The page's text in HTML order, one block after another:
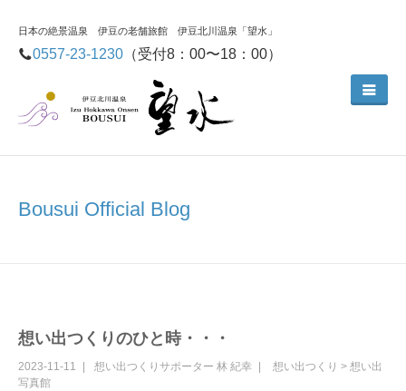
日本の絶景温泉 伊豆の老舗旅館 伊豆北川温泉「望水」
0557-23-1230 （受付8：00〜18：00）
Bousui Official Blog
想い出つくりのひと時・・・
2023-11-11 想い出つくりサポーター 林 紀幸 想い出つくり > 想い出
写真館